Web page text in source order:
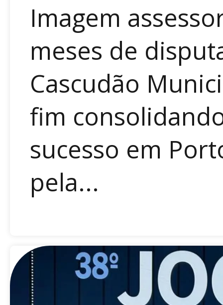
Imagem
meses de
Cascudão
fim
sucesso em
pela...